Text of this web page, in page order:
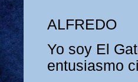
ALFREDO
Yo soy El
entusiasmo